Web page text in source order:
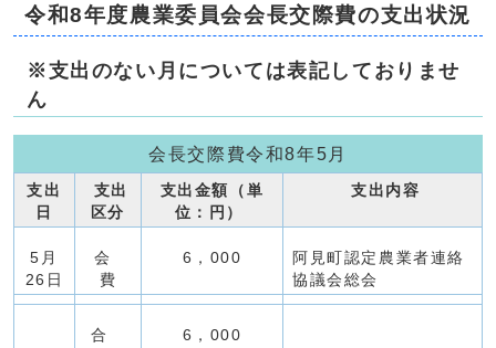
令和8年度農業委員会会長交際費の支出状況
※支出のない月については表記しておりませ
ん
会長交際費令和8年5月
支出
日
支出
区分
支出金額（単
位：円）
支出内容
5月
26日
会
費
6，000
阿見町認定農業者連絡
協議会総会
合
6，000